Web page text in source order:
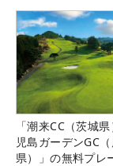
「潮来CC（茨城
児島ガーデンGC
県）」の無料プレ